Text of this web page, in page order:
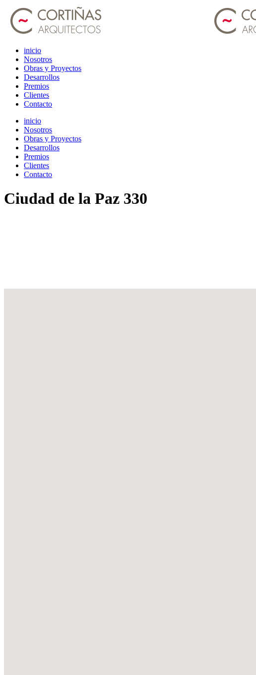
inicio
Nosotros
Obras y Proyectos
Desarrollos
Premios
Clientes
Contacto
inicio
Nosotros
Obras y Proyectos
Desarrollos
Premios
Clientes
Contacto
Ciudad de la Paz 330